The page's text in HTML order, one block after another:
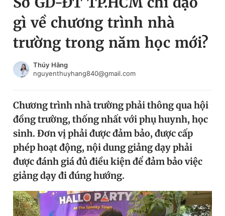
Chuyên mục
Chuyên mục khác
Chào ngày mới
Video Magazine
Sản phẩm khác
Tiện ích Bạn cần biết
Đổi mật khẩu
Tin đã lưu
Tin đã xem
Đăng xuất
gì về chương trình nhà
trường trong năm học mới?
Thúy Hằng
nguyenthuyhang840@gmail.com
Chương trình nhà trường phải thông qua hội
đồng trường, thống nhất với phụ huynh, học
sinh. Đơn vị phải được đảm bảo, được cấp
phép hoạt động, nội dung giảng dạy phải
được đánh giá đủ điều kiện để đảm bảo việc
giảng dạy đi đúng hướng.